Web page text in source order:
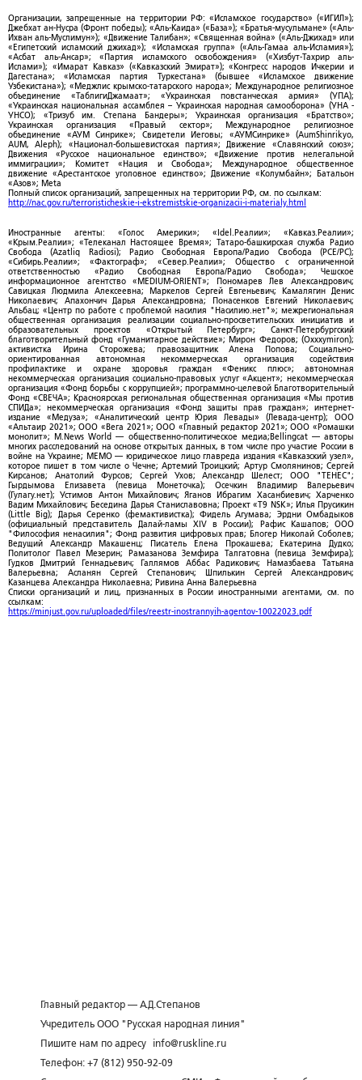
Организации, запрещенные на территории РФ: «Исламское государство» («ИГИЛ»);
Джебхат ан-Нусра (Фронт победы); «Аль-Каида» («База»); «Братья-мусульмане» («Аль-
Ихван аль-Муслимун»); «Движение Талибан»; «Священная война» («Аль-Джихад» или
«Египетский исламский джихад»); «Исламская группа» («Аль-Гамаа аль-Исламия»);
«Асбат аль-Ансар»; «Партия исламского освобождения» («Хизбут-Тахрир аль-
Ислами»); «Имарат Кавказ» («Кавказский Эмират»); «Конгресс народов Ичкерии и
Дагестана»; «Исламская партия Туркестана» (бывшее «Исламское движение
Узбекистана»); «Меджлис крымско-татарского народа»; Международное религиозное
объединение «ТаблигиДжамаат»; «Украинская повстанческая армия» (УПА);
«Украинская национальная ассамблея – Украинская народная самооборона» (УНА -
УНСО); «Тризуб им. Степана Бандеры»; Украинская организация «Братство»;
Украинская организация «Правый сектор»; Международное религиозное
объединение «АУМ Синрике»; Свидетели Иеговы; «АУМСинрике» (AumShinrikyo,
AUM, Aleph); «Национал-большевистская партия»; Движение «Славянский союз»;
Движения «Русское национальное единство»; «Движение против нелегальной
иммиграции»; Комитет «Нация и Свобода»; Международное общественное
движение «Арестантское уголовное единство»; Движение «Колумбайн»; Батальон
«Азов»; Meta
Полный список организаций, запрещенных на территории РФ, см. по ссылкам:
http://nac.gov.ru/terroristicheskie-i-ekstremistskie-organizacii-i-materialy.html
Иностранные агенты: «Голос Америки»; «Idel.Реалии»; «Кавказ.Реалии»;
«Крым.Реалии»; «Телеканал Настоящее Время»; Татаро-башкирская служба Радио
Свобода (Azatliq Radiosi); Радио Свободная Европа/Радио Свобода (PCE/PC);
«Сибирь.Реалии»; «Фактограф»; «Север.Реалии»; Общество с ограниченной
ответственностью «Радио Свободная Европа/Радио Свобода»; Чешское
информационное агентство «MEDIUM-ORIENT»; Пономарев Лев Александрович;
Савицкая Людмила Алексеевна; Маркелов Сергей Евгеньевич; Камалягин Денис
Николаевич; Апахончич Дарья Александровна; Понасенков Евгений Николаевич;
Альбац; «Центр по работе с проблемой насилия "Насилию.нет"»; межрегиональная
общественная организация реализации социально-просветительских инициатив и
образовательных проектов «Открытый Петербург»; Санкт-Петербургский
благотворительный фонд «Гуманитарное действие»; Мирон Федоров; (Oxxxymiron);
активистка Ирина Сторожева; правозащитник Алена Попова; Социально-
ориентированная автономная некоммерческая организация содействия
профилактике и охране здоровья граждан «Феникс плюс»; автономная
некоммерческая организация социально-правовых услуг «Акцент»; некоммерческая
организация «Фонд борьбы с коррупцией»; программно-целевой Благотворительный
Фонд «СВЕЧА»; Красноярская региональная общественная организация «Мы против
СПИДа»; некоммерческая организация «Фонд защиты прав граждан»; интернет-
издание «Медуза»; «Аналитический центр Юрия Левады» (Левада-центр); ООО
«Альтаир 2021»; ООО «Вега 2021»; ООО «Главный редактор 2021»; ООО «Ромашки
монолит»; M.News World — общественно-политическое медиа;Bellingcat — авторы
многих расследований на основе открытых данных, в том числе про участие России в
войне на Украине; МЕМО — юридическое лицо главреда издания «Кавказский узел»,
которое пишет в том числе о Чечне; Артемий Троицкий; Артур Смолянинов; Сергей
Кирсанов; Анатолий Фурсов; Сергей Ухов; Александр Шелест; ООО "ТЕНЕС";
Гырдымова Елизавета (певица Монеточка); Осечкин Владимир Валерьевич
(Гулагу.нет); Устимов Антон Михайлович; Яганов Ибрагим Хасанбиевич; Харченко
Вадим Михайлович; Беседина Дарья Станиславовна; Проект «T9 NSK»; Илья Прусикин
(Little Big); Дарья Серенко (фемактивистка); Фидель Агумава; Эрдни Омбадыков
(официальный представитель Далай-ламы XIV в России); Рафис Кашапов; ООО
"Философия ненасилия"; Фонд развития цифровых прав; Блогер Николай Соболев;
Ведущий Александр Макашенц; Писатель Елена Прокашева; Екатерина Дудко;
Политолог Павел Мезерин; Рамазанова Земфира Талгатовна (певица Земфира);
Гудков Дмитрий Геннадьевич; Галлямов Аббас Радикович; Намазбаева Татьяна
Валерьевна; Асланян Сергей Степанович; Шпилькин Сергей Александрович;
Казанцева Александра Николаевна; Ривина Анна Валерьевна
Списки организаций и лиц, признанных в России иностранными агентами, см. по
ссылкам:
https://minjust.gov.ru/uploaded/files/reestr-inostrannyih-agentov-10022023.pdf
Главный редактор — А.Д.Степанов
Учредитель ООО "Русская народная линия"
Пишите нам по адресу
info@ruskline.ru
Телефон: +7 (812) 950-92-09